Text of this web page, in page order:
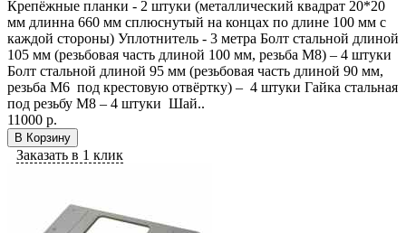
Крепёжные планки - 2 штуки (металлический квадрат 20*20
мм длинна 660 мм сплюснутый на концах по длине 100 мм с
каждой стороны) Уплотнитель - 3 метра Болт стальной длиной
105 мм (резьбовая часть длиной 100 мм, резьба М8) – 4 штуки
Болт стальной длиной 95 мм (резьбовая часть длиной 90 мм,
резьба М6 под крестовую отвёртку) – 4 штуки Гайка стальная
под резьбу М8 – 4 штуки Шай..
11000 р.
В Корзину
Заказать в 1 клик